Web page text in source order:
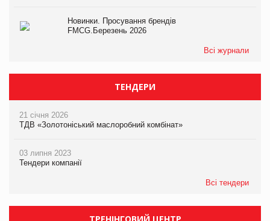
Новинки. Просування брендів
FMCG.Березень 2026
Всі журнали
ТЕНДЕРИ
21 січня 2026
ТДВ «Золотоніський маслоробний комбінат»
03 липня 2023
Тендери компанії
Всі тендери
ТРЕНІНГОВИЙ ЦЕНТР